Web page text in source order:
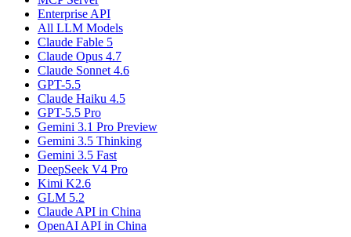
Enterprise API
All LLM Models
Claude Fable 5
Claude Opus 4.7
Claude Sonnet 4.6
GPT-5.5
Claude Haiku 4.5
GPT-5.5 Pro
Gemini 3.1 Pro Preview
Gemini 3.5 Thinking
Gemini 3.5 Fast
DeepSeek V4 Pro
Kimi K2.6
GLM 5.2
Claude API in China
OpenAI API in China